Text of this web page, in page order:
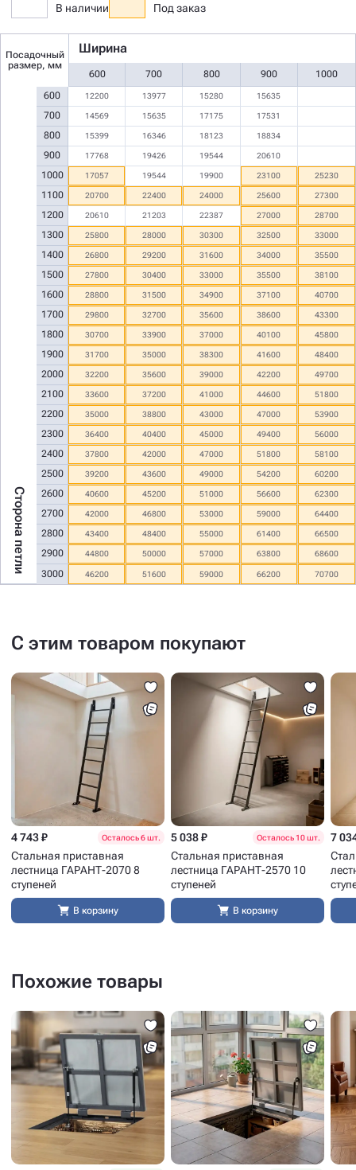
В наличии Под заказ
Посадочный
размер, мм
Ширина
600 700 800 900 1000
Сторона петли
600
700
800
900
1000
1100
1200
1300
1400
1500
1600
1700
1800
1900
2000
2100
2200
2300
2400
2500
2600
2700
2800
2900
3000
12200 13977 15280 15635
14569 15635 17175 17531
15399 16346 18123 18834
17768 19426 19544 20610
17057 19544 19900 23100 25230
20700 22400 24000 25600 27300
20610 21203 22387 27000 28700
25800 28000 30300 32500 33000
26800 29200 31600 34000 35500
27800 30400 33000 35500 38100
28800 31500 34900 37100 40700
29800 32700 35600 38600 43300
30700 33900 37000 40100 45800
31700 35000 38300 41600 48400
32200 35600 39000 42200 49700
33600 37200 41000 44600 51800
35000 38800 43000 47000 53900
36400 40400 45000 49400 56000
37800 42000 47000 51800 58100
39200 43600 49000 54200 60200
40600 45200 51000 56600 62300
42000 46800 53000 59000 64400
43400 48400 55000 61400 66500
44800 50000 57000 63800 68600
46200 51600 59000 66200 70700
С этим товаром покупают
4 743 ₽ Осталось 6 шт.
Стальная приставная
лестница ГАРАНТ-2070 8
ступеней
В корзину
5 038 ₽ Осталось 10 шт.
Стальная приставная
лестница ГАРАНТ-2570 10
ступеней
В корзину
7
Похожие товары